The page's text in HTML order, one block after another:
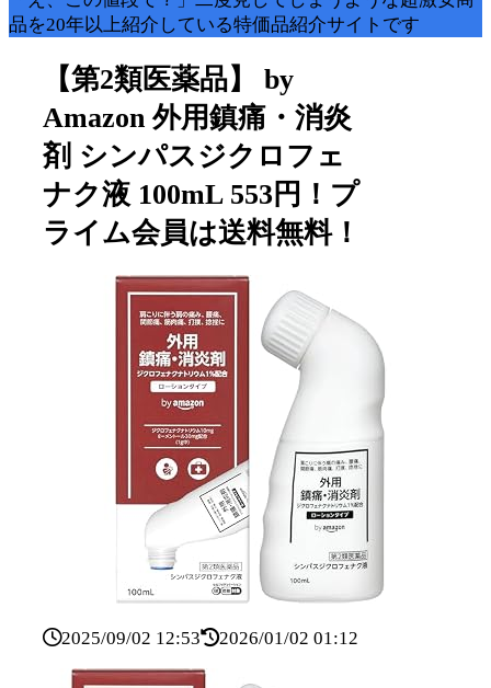
品を20年以上紹介している特価品紹介サイトです
【第2類医薬品】 by
Amazon 外用鎮痛・消炎
剤 シンパスジクロフェ
ナク液 100mL 553円！プ
ライム会員は送料無料！
2025/09/02 12:53 2026/01/02 01:12